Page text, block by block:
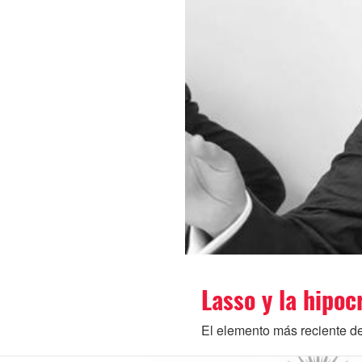
Lasso y la
El elemento más reciente